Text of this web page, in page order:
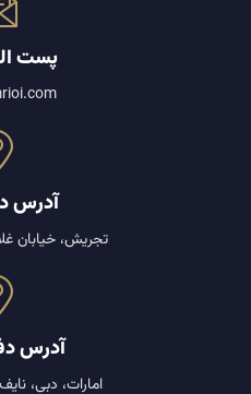
پست
آدرس
تجریش، خیابان
آدرس
امارات، دبی،